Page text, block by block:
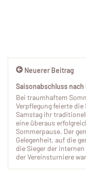
Neuerer Beitrag
Saisonabschluss
Bei traumhaftem
Verpflegung feierte die
Samstag ihr
eine überaus
Sommerpause. Der
Gelegenheit, auf die
die Sieger der
der Vereinsturniere